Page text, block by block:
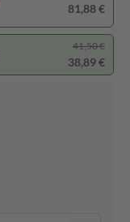
81,88 €
41,50 €
38,89 €